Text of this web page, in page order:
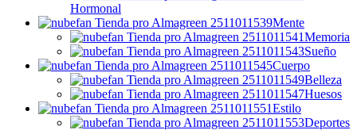
Hormonal
Mente
Memoria
Sueño
Cuerpo
Belleza
Huesos
Estilo
Deportes